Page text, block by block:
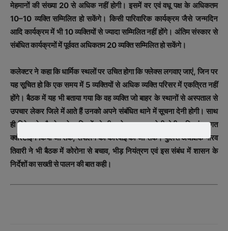
मेहमानों की संख्या 20 से अधिक नहीं होगी। इसमें वर एवं वधू पक्ष के अधिकतम
10–10 व्यक्ति सम्मिलित हो सकेंगे। किसी पारिवारिक कार्यक्रम जैसे जन्मदिन
आदि कार्यक्रम में भी 10 व्यक्तियों से ज्यादा सम्मिलित नहीं होंगे। अंतिम संस्कार से
संबंधित कार्यक्रमों में पूर्ववत अधिकतम 20 व्यक्ति सम्मिलित हो सकेंगे।
कलेक्टर ने कहा कि धार्मिक स्थलों पर उचित होगा कि फ्लेक्स लगवाए जाएं, जिन पर
यह सूचित हो कि एक समय में 5 व्यक्तियों से अधिक व्यक्ति परिसर में एकत्रित नहीं
होंगे। बैठक में यह भी बताया गया कि वह व्यक्ति जो बाहर के स्थानों से अस्पताल से
उपचार लेकर जिले में आते हैं उनको अपने संबंधित थाने में सूचना देनी होगी। साथ
ही विदेश से लौटने वाले व्यक्तियों को भी थाने पर सूचना देनी होगी ताकि संस्थागत
क्वॉरेंटाइन किया जा सके, सैंपलिंग की कार्रवाई की जा सके। पुलिस अधीक्षक गौरव
तिवारी ने भी बैठक में कोरोना से बचाव, भीड़ नियंत्रण एवं इस संबंध में शासन के
निर्देशों का सख्ती से पालन की बात कही।